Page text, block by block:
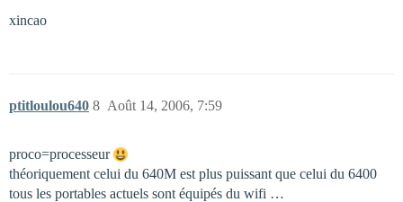
xincao
ptitloulou640 Août 14, 2006, 7:59
8
proco=processeur
théoriquement celui du 640M est plus puissant que celui du 6400
tous les portables actuels sont équipés du wifi …